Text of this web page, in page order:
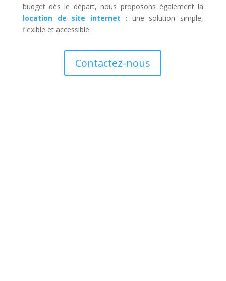
budget dès le départ, nous proposons également la
location de site internet : une solution simple,
flexible et accessible.
Contactez-nous